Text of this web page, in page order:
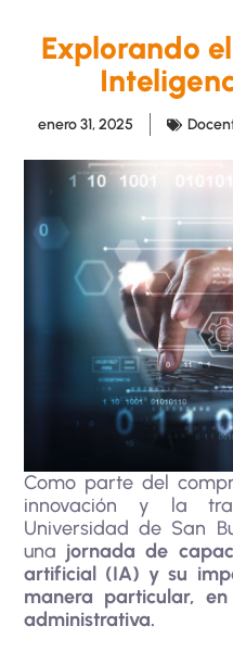
Explorando
enero 31, 2025
Como parte del
innovación y la
Universidad de San
una jornada de
artificial (IA) y su
manera particular,
administrativa.